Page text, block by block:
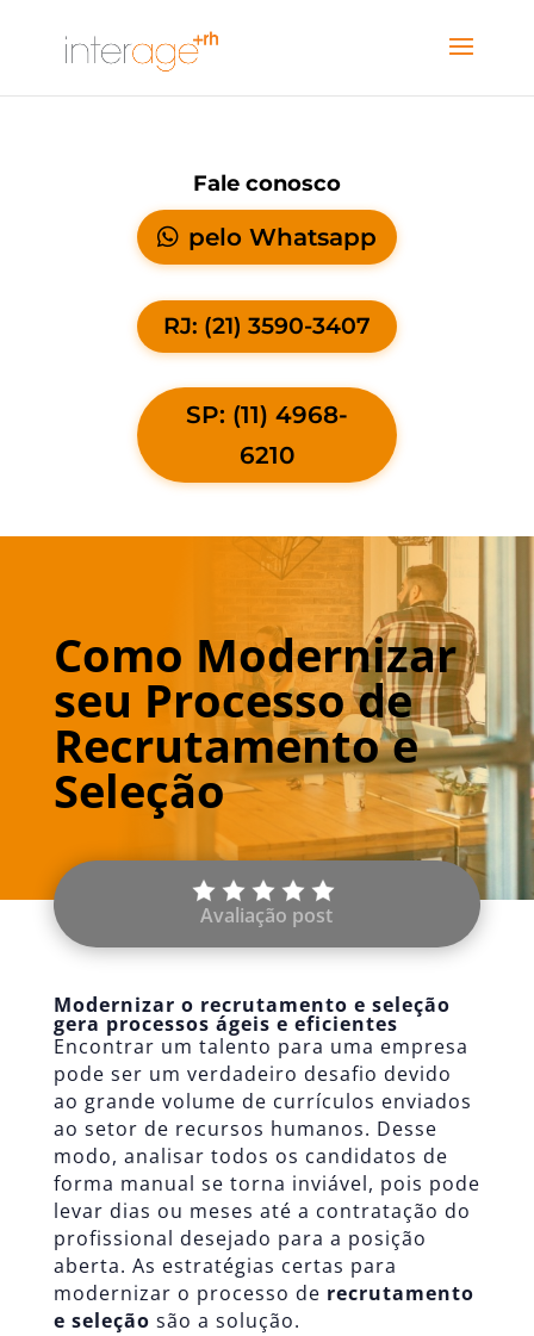
Fale conosco
pelo Whatsapp
RJ: (21) 3590-3407
SP: (11) 4968-
6210
Como Modernizar
seu Processo de
Recrutamento e
Seleção
Avaliação post
Modernizar o recrutamento e seleção
gera processos ágeis e eficientes
Encontrar um talento para uma empresa
pode ser um verdadeiro desafio devido
ao grande volume de currículos enviados
ao setor de recursos humanos. Desse
modo, analisar todos os candidatos de
forma manual se torna inviável, pois pode
levar dias ou meses até a contratação do
profissional desejado para a posição
aberta. As estratégias certas para
modernizar o processo de recrutamento
e seleção são a solução.